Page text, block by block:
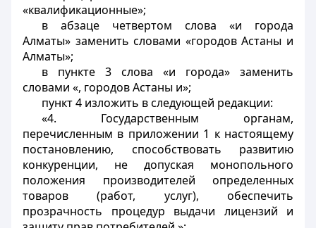
«квалификационные»;
в абзаце четвертом слова «и города
Алматы» заменить словами «городов Астаны и
Алматы»;
в пункте 3 слова «и города» заменить
словами «, городов Астаны и»;
пункт 4 изложить в следующей редакции:
«4. Государственным органам,
перечисленным в приложении 1 к настоящему
постановлению, способствовать развитию
конкуренции, не допуская монопольного
положения производителей определенных
товаров (работ, услуг), обеспечить
прозрачность процедур выдачи лицензий и